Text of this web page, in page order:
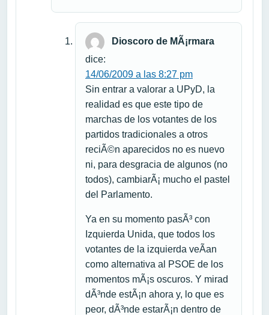
Dioscoro de MÃ¡rmara
dice:
14/06/2009 a las 8:27 pm
Sin entrar a valorar a UPyD, la
realidad es que este tipo de
marchas de los votantes de los
partidos tradicionales a otros
reciÃ©n aparecidos no es nuevo
ni, para desgracia de algunos (no
todos), cambiarÃ¡ mucho el pastel
del Parlamento.
Ya en su momento pasÃ³ con
Izquierda Unida, que todos los
votantes de la izquierda veÃ­an
como alternativa al PSOE de los
momentos mÃ¡s oscuros. Y mirad
dÃ³nde estÃ¡n ahora y, lo que es
peor, dÃ³nde estarÃ¡n dentro de